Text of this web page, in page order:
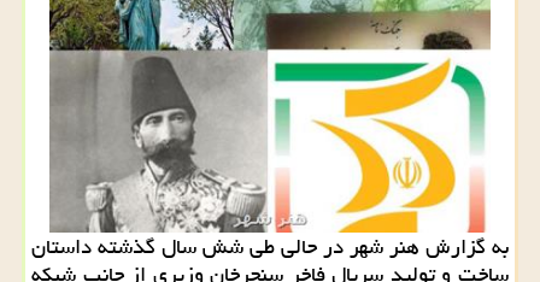
به گزارش هنر شهر در حالی طی شش سال گذشته داستان